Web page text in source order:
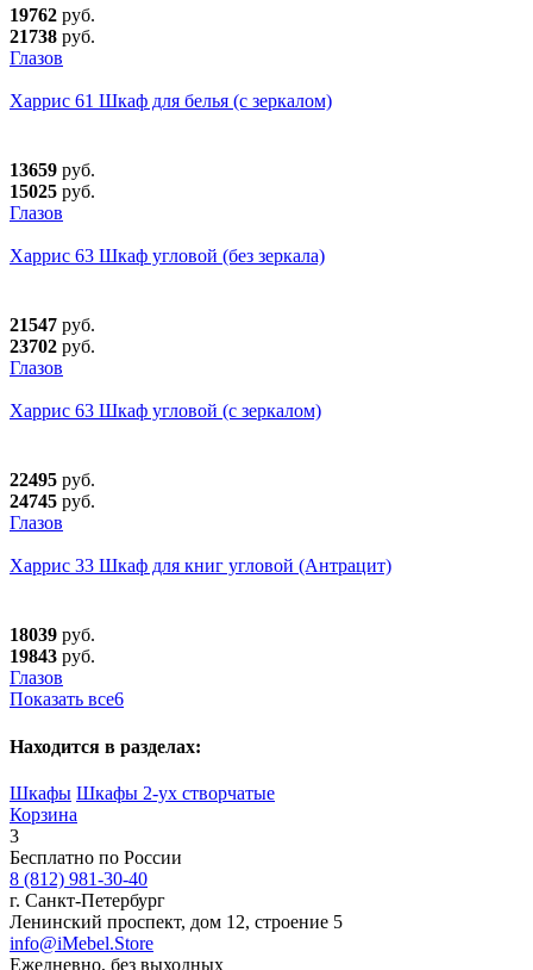
19762 руб.
21738 руб.
Глазов
Харрис 61 Шкаф для белья (с зеркалом)
13659 руб.
15025 руб.
Глазов
Харрис 63 Шкаф угловой (без зеркала)
21547 руб.
23702 руб.
Глазов
Харрис 63 Шкаф угловой (с зеркалом)
22495 руб.
24745 руб.
Глазов
Харрис 33 Шкаф для книг угловой (Антрацит)
18039 руб.
19843 руб.
Глазов
Показать все6
Находится в разделах:
Шкафы Шкафы 2-ух створчатые
Корзина
3
Бесплатно по России
8 (812) 981-30-40
г. Санкт-Петербург
Ленинский проспект, дом 12, строение 5
info@iMebel.Store
Ежедневно, без выходных